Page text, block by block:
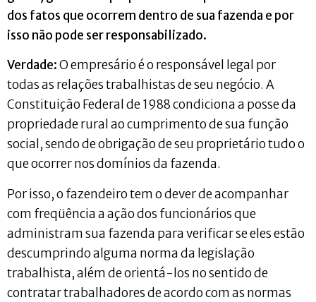
dos fatos que ocorrem dentro de sua fazenda e por
isso não pode ser responsabilizado.
Verdade:O empresário é o responsável legal por
todas as relações trabalhistas de seu negócio. A
Constituição Federal de 1988 condiciona a posse da
propriedade rural ao cumprimento de sua função
social, sendo de obrigação de seu proprietário tudo o
que ocorrer nos domínios da fazenda.
Por isso, o fazendeiro tem o dever de acompanhar
com freqüência a ação dos funcionários que
administram sua fazenda para verificar se eles estão
descumprindo alguma norma da legislação
trabalhista, além de orientá-los no sentido de
contratar trabalhadores de acordo com as normas